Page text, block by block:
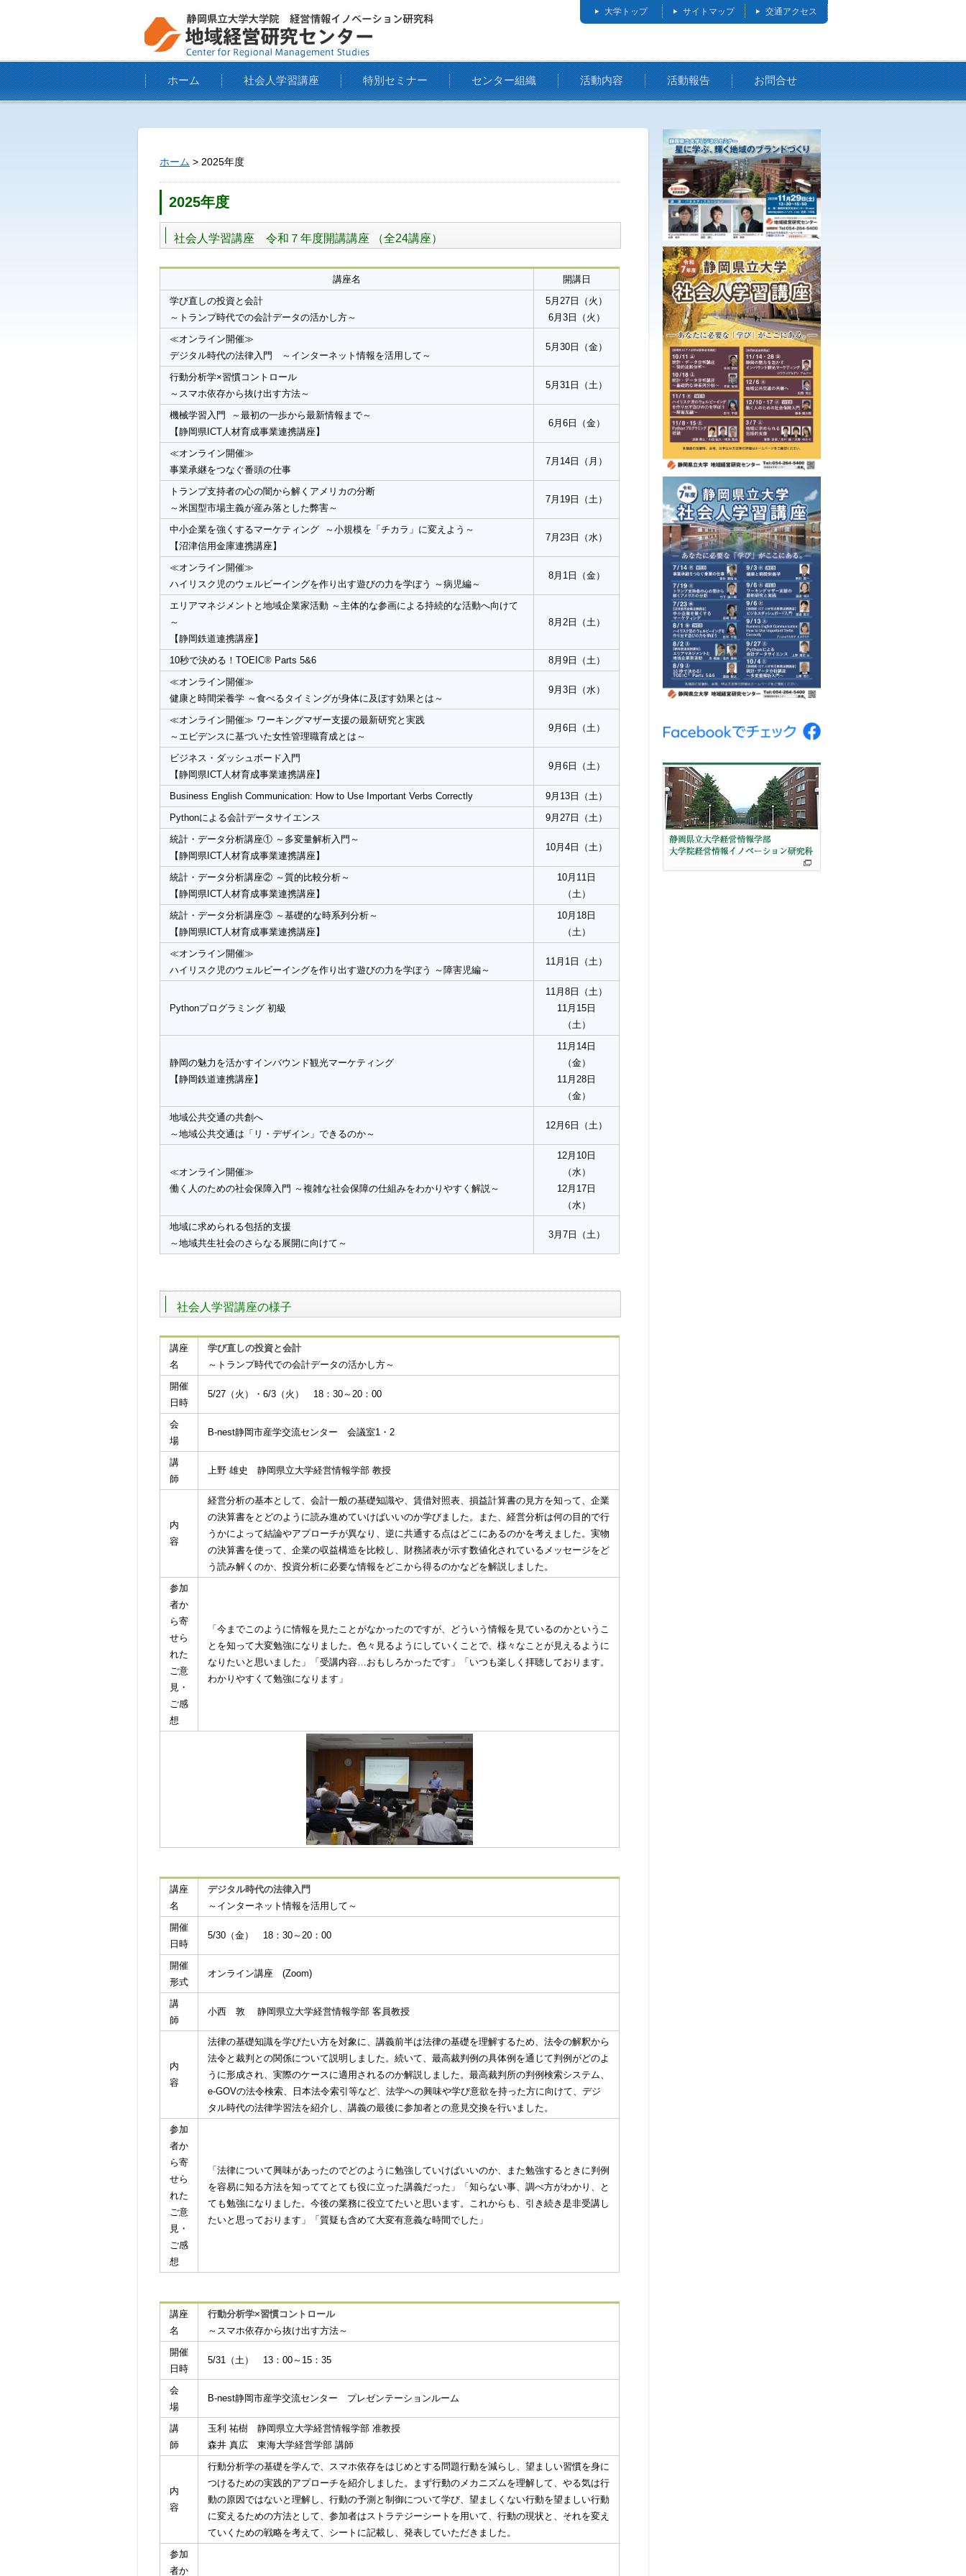
大学トップ サイトマップ 交通アクセス
ホーム 社会人学習講座 特別セミナー センター組織 活動内容 活動報告 お問合せ
ホーム > 2025年度
2025年度
社会人学習講座 令和７年度開講講座 （全24講座）
講座名
開講日
学び直しの投資と会計
～トランプ時代での会計データの活かし方～
5月27日（火）
6月3日（火）
≪オンライン開催≫
デジタル時代の法律入門 ～インターネット情報を活用して～
5月30日（金）
行動分析学×習慣コントロール
～スマホ依存から抜け出す方法～
5月31日（土）
機械学習入門 ～最初の一歩から最新情報まで～
【静岡県ICT人材育成事業連携講座】
6月6日（金）
≪オンライン開催≫
事業承継をつなぐ番頭の仕事
7月14日（月）
トランプ支持者の心の闇から解くアメリカの分断
～米国型市場主義が産み落とした弊害～
7月19日（土）
中小企業を強くするマーケティング ～小規模を「チカラ」に変えよう～
【沼津信用金庫連携講座】
7月23日（水）
≪オンライン開催≫
ハイリスク児のウェルビーイングを作り出す遊びの力を学ぼう ～病児編～
8月1日（金）
エリアマネジメントと地域企業家活動 ～主体的な参画による持続的な活動へ向けて
～
【静岡鉄道連携講座】
8月2日（土）
10秒で決める！TOEIC® Parts 5&6
8月9日（土）
≪オンライン開催≫
健康と時間栄養学 ～食べるタイミングが身体に及ぼす効果とは～
9月3日（水）
≪オンライン開催≫ ワーキングマザー支援の最新研究と実践
～エビデンスに基づいた女性管理職育成とは～
9月6日（土）
ビジネス・ダッシュボード入門
【静岡県ICT人材育成事業連携講座】
9月6日（土）
Business English Communication: How to Use Important Verbs Correctly
9月13日（土）
Pythonによる会計データサイエンス
9月27日（土）
統計・データ分析講座① ～多変量解析入門～
【静岡県ICT人材育成事業連携講座】
10月4日（土）
統計・データ分析講座② ～質的比較分析～
【静岡県ICT人材育成事業連携講座】
10月11日
（土）
統計・データ分析講座③ ～基礎的な時系列分析～
【静岡県ICT人材育成事業連携講座】
10月18日
（土）
≪オンライン開催≫
ハイリスク児のウェルビーイングを作り出す遊びの力を学ぼう ～障害児編～
11月1日（土）
Pythonプログラミング 初級
11月8日（土）
11月15日
（土）
静岡の魅力を活かすインバウンド観光マーケティング
【静岡鉄道連携講座】
11月14日
（金）
11月28日
（金）
地域公共交通の共創へ
～地域公共交通は「リ・デザイン」できるのか～
12月6日（土）
≪オンライン開催≫
働く人のための社会保障入門 ～複雑な社会保障の仕組みをわかりやすく解説～
12月10日
（水）
12月17日
（水）
地域に求められる包括的支援
～地域共生社会のさらなる展開に向けて～
3月7日（土）
社会人学習講座の様子
講座
名
学び直しの投資と会計
～トランプ時代での会計データの活かし方～
開催
日時
5/27（火）・6/3（火） 18：30～20：00
会
場
B-nest静岡市産学交流センター 会議室1・2
講
師
上野 雄史 静岡県立大学経営情報学部 教授
内
容
経営分析の基本として、会計一般の基礎知識や、賃借対照表、損益計算書の見方を知って、企業
の決算書をとどのように読み進めていけばいいのか学びました。また、経営分析は何の目的で行
うかによって結論やアプローチが異なり、逆に共通する点はどこにあるのかを考えました。実物
の決算書を使って、企業の収益構造を比較し、財務諸表が示す数値化されているメッセージをど
う読み解くのか、投資分析に必要な情報をどこから得るのかなどを解説しました。
参加
者か
ら寄
せら
れた
ご意
見・
ご感
想
「今までこのように情報を見たことがなかったのですが、どういう情報を見ているのかというこ
とを知って大変勉強になりました。色々見るようにしていくことで、様々なことが見えるように
なりたいと思いました」「受講内容…おもしろかったです」「いつも楽しく拝聴しております。
わかりやすくて勉強になります」
講座
名
デジタル時代の法律入門
～インターネット情報を活用して～
開催
日時
5/30（金） 18：30～20：00
開催
形式
オンライン講座 (Zoom)
講
師
小西 敦 静岡県立大学経営情報学部 客員教授
内
容
法律の基礎知識を学びたい方を対象に、講義前半は法律の基礎を理解するため、法令の解釈から
法令と裁判との関係について説明しました。続いて、最高裁判例の具体例を通じて判例がどのよ
うに形成され、実際のケースに適用されるのか解説しました。最高裁判所の判例検索システム、
e-GOVの法令検索、日本法令索引等など、法学への興味や学び意欲を持った方に向けて、デジ
タル時代の法律学習法を紹介し、講義の最後に参加者との意見交換を行いました。
参加
者か
ら寄
せら
れた
ご意
見・
ご感
想
「法律について興味があったのでどのように勉強していけばいいのか、また勉強するときに判例
を容易に知る方法を知っててとても役に立った講義だった」「知らない事、調べ方がわかり、と
ても勉強になりました。今後の業務に役立てたいと思います。これからも、引き続き是非受講し
たいと思っております」「質疑も含めて大変有意義な時間でした」
講座
名
行動分析学×習慣コントロール
～スマホ依存から抜け出す方法～
開催
日時
5/31（土） 13：00～15：35
会
場
B-nest静岡市産学交流センター プレゼンテーションルーム
講
師
玉利 祐樹 静岡県立大学経営情報学部 准教授
森井 真広 東海大学経営学部 講師
内
容
行動分析学の基礎を学んで、スマホ依存をはじめとする問題行動を減らし、望ましい習慣を身に
つけるための実践的アプローチを紹介しました。まず行動のメカニズムを理解して、やる気は行
動の原因ではないと理解し、行動の予測と制御について学び、望ましくない行動を望ましい行動
に変えるための方法として、参加者はストラテジーシートを用いて、行動の現状と、それを変え
ていくための戦略を考えて、シートに記載し、発表していただきました。
参加
者か